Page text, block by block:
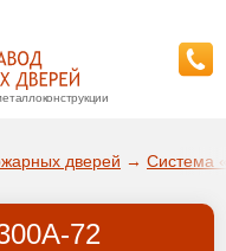
дверей → Система
72